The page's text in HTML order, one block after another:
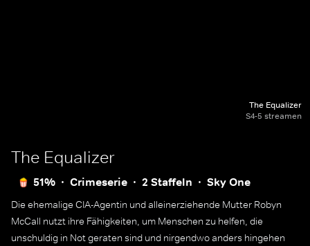
The Equalizer
S4-5 streamen
The Equalizer
51% Crimeserie 2 Staffeln Sky One
Die ehemalige CIA-Agentin und alleinerziehende Mutter Robyn
McCall nutzt ihre Fähigkeiten, um Menschen zu helfen, die
unschuldig in Not geraten sind und nirgendwo anders hingehen